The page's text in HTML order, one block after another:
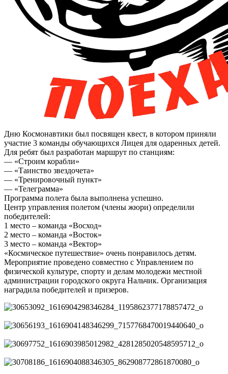
Дню Космонавтики был посвящен квест, в котором приняли
участие 3 команды обучающихся Лицея для одаренных детей.
Для ребят был разработан маршрут по станциям:
— «Строим корабли»
— «Таинство звездочета»
— «Тренировочный пункт»
— «Телеграмма»
Программа полета была выполнена успешно.
Центр управления полетом (члены жюри) определили
победителей:
1 место – команда «Восход»
2 место – команда «Восток»
3 место – команда «Вектор»
«Космическое путешествие» очень понравилось детям.
Мероприятие проведено совместно с Управлением по
физической культуре, спорту и делам молодежи местной
администрации городского округа Нальчик. Организация
наградила победителей и призеров.